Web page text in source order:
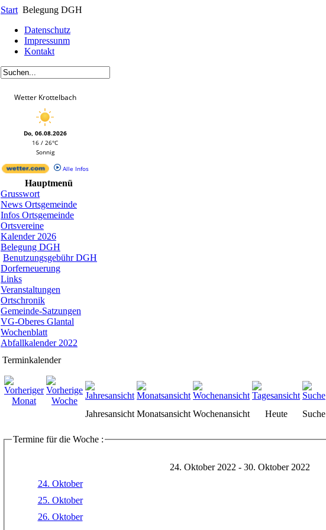
Start Belegung DGH
Datenschutz
Impressunm
Kontakt
Wetter Krottelbach
Do, 06.08.2026
16 / 26°C
Sonnig
Alle Infos
Hauptmenü
Grusswort
News Ortsgemeinde
Infos Ortsgemeinde
Ortsvereine
Kalender 2026
Belegung DGH
Benutzungsgebühr DGH
Dorferneuerung
Links
Veranstaltungen
Ortschronik
Gemeinde-Satzungen
VG-Oberes Glantal
Wochenblatt
Abfallkalender 2022
Terminkalender
Jahresansicht Monatsansicht Wochenansicht Heute Suche
Termine für die Woche :
24. Oktober 2022 - 30. Oktober 2022
24. Oktober
25. Oktober
26. Oktober